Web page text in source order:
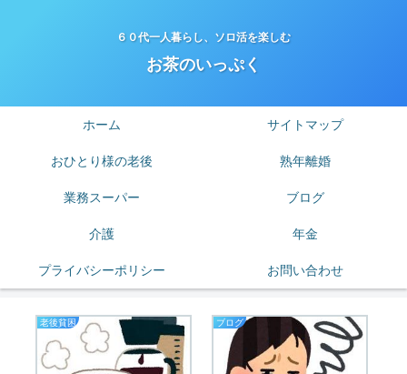
６０代一人暮らし、ソロ活を楽しむ
お茶のいっぷく
ホーム サイトマップ
おひとり様の老後 熟年離婚
業務スーパー ブログ
介護 年金
プライバシーポリシー お問い合わせ
老後貧困 ブログ